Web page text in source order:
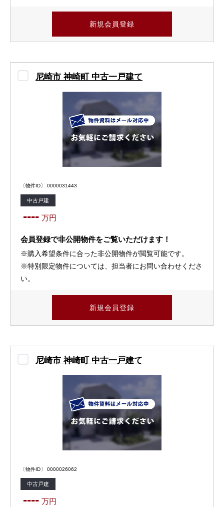
新規会員登録
尼崎市 神崎町 中古一戸建て
〔物件ID〕 0000031443
中古戸建
---- 万円
会員登録で非公開物件をご覧いただけます！
※購入希望条件に合った非公開物件が閲覧可能です。
※特別限定物件については、担当者にお問い合わせくださ
い。
新規会員登録
尼崎市 神崎町 中古一戸建て
〔物件ID〕 0000026062
中古戸建
---- 万円